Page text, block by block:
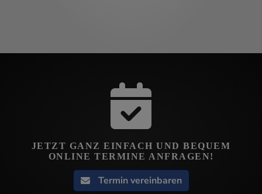
JETZT GANZ EINFACH UND BEQUEM
ONLINE TERMINE ANFRAGEN!
Termin vereinbaren